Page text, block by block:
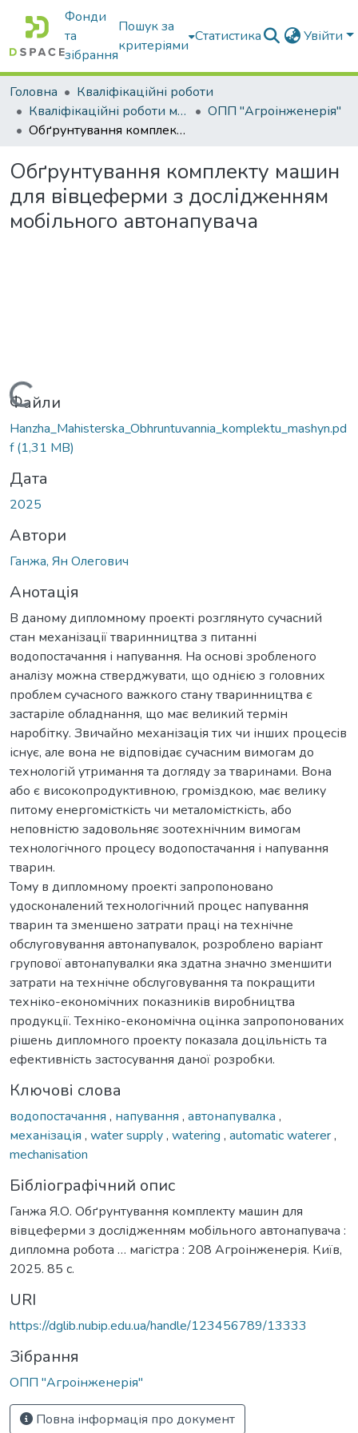
Фонди
та
зібрання
Пошук за
критеріями
Статистика Увійти
Головна
Кваліфікаційні роботи
Кваліфікаційні роботи магістрів
ОПП "Агроінженерія"
Обґрунтування комплекту машин для вівцеферми з дослідженням мобільного автонапувача
Обґрунтування комплекту машин
для вівцеферми з дослідженням
мобільного автонапувача
Вантажиться...
Файли
Hanzha_Mahisterska_Obhruntuvannia_komplektu_mashyn.pd
f(1,31 MB)
Дата
2025
Автори
Ганжа, Ян Олегович
Анотація
В даному дипломному проекті розглянуто сучасний
стан механізації тваринництва з питанні
водопостачання і напування. На основі зробленого
аналізу можна стверджувати, що однією з головних
проблем сучасного важкого стану тваринництва є
застаріле обладнання, що має великий термін
наробітку. Звичайно механізація тих чи інших процесів
існує, але вона не відповідає сучасним вимогам до
технологій утримання та догляду за тваринами. Вона
або є високопродуктивною, громіздкою, має велику
питому енергомісткість чи металомісткість, або
неповністю задовольняє зоотехнічним вимогам
технологічного процесу водопостачання і напування
тварин.
Тому в дипломному проекті запропоновано
удосконалений технологічний процес напування
тварин та зменшено затрати праці на технічне
обслуговування автонапувалок, розроблено варіант
групової автонапувалки яка здатна значно зменшити
затрати на технічне обслуговування та покращити
техніко-економічних показників виробництва
продукції. Техніко-економічна оцінка запропонованих
рішень дипломного проекту показала доцільність та
ефективність застосування даної розробки.
Ключові слова
водопостачання , напування , автонапувалка ,
механізація , water supply, watering , automatic waterer,
mechanisation
Бібліографічний опис
Ганжа Я.О. Обґрунтування комплекту машин для
вівцеферми з дослідженням мобільного автонапувача :
дипломна робота … магістра : 208 Агроінженерія. Київ,
2025. 85 с.
URI
https://dglib.nubip.edu.ua/handle/123456789/13333
Зібрання
ОПП "Агроінженерія"
Повна інформація про документ